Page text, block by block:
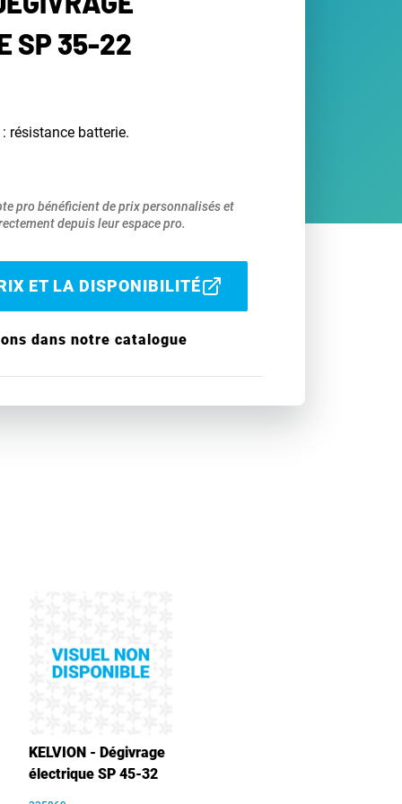
SP 35-22
résistance batterie.
pro bénéficient de prix personnalisés et
depuis leur espace pro.
ET LA DISPONIBILITÉ
dans notre catalogue
KELVION - Dégivrage
électrique SP 45-32